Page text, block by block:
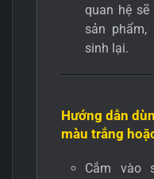
quan hệ sẽ
sản
sinh lại.
Hướng dẫn
màu trắng
Cắm vào